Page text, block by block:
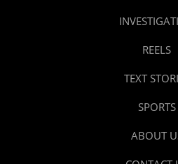
REELS
TEXT
SPORTS
ABOUT